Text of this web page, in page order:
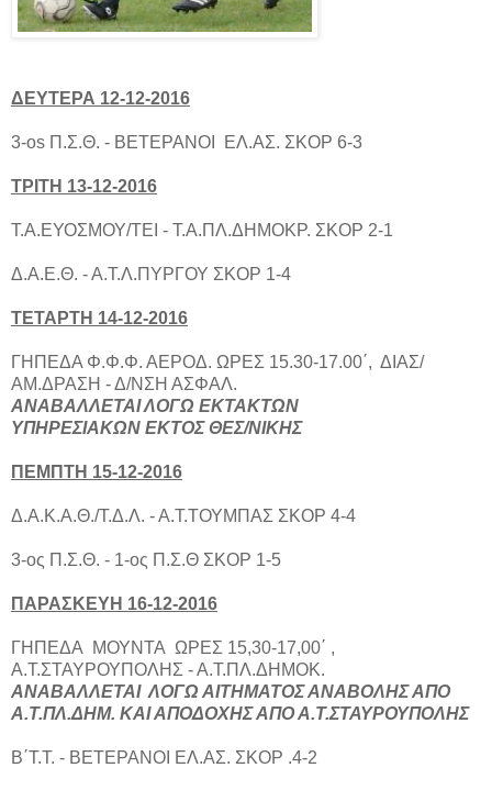
ΔΕΥΤΕΡΑ 12-12-2016
3-os Π.Σ.Θ. - ΒΕΤΕΡΑΝΟΙ ΕΛ.ΑΣ. ΣΚΟΡ 6-3
TΡΙΤΗ 13-12-2016
Τ.Α.ΕΥΟΣΜΟΥ/ΤΕΙ - Τ.Α.ΠΛ.ΔΗΜΟΚΡ. ΣΚΟΡ 2-1
Δ.Α.Ε.Θ. - Α.Τ.Λ.ΠΥΡΓΟΥ ΣΚΟΡ 1-4
TΕΤΑΡΤΗ 14-12-2016
ΓΗΠΕΔΑ Φ.Φ.Φ. ΑΕΡΟΔ. ΩΡΕΣ 15.30-17.00΄, ΔΙΑΣ/
ΑΜ.ΔΡΑΣΗ - Δ/ΝΣΗ ΑΣΦΑΛ.
ΑΝΑΒΑΛΛΕΤΑΙ ΛΟΓΩ ΕΚΤΑΚΤΩΝ
ΥΠΗΡΕΣΙΑΚΩΝ ΕΚΤΟΣ ΘΕΣ/ΝΙΚΗΣ
ΠΕΜΠΤΗ 15-12-2016
Δ.Α.Κ.Α.Θ./Τ.Δ.Λ. - Α.Τ.ΤΟΥΜΠΑΣ ΣΚΟΡ 4-4
3-ος Π.Σ.Θ. - 1-ος Π.Σ.Θ ΣΚΟΡ 1-5
ΠΑΡΑΣΚΕΥΗ 16-12-2016
ΓΗΠΕΔΑ ΜΟΥΝΤΑ ΩΡΕΣ 15,30-17,00΄ ,
Α.Τ.ΣΤΑΥΡΟΥΠΟΛΗΣ - Α.Τ.ΠΛ.ΔΗΜΟΚ.
ΑΝΑΒΑΛΛΕΤΑΙ ΛΟΓΩ ΑΙΤΗΜΑΤΟΣ ΑΝΑΒΟΛΗΣ ΑΠΟ
Α.Τ.ΠΛ.ΔΗΜ. ΚΑΙ ΑΠΟΔΟΧΗΣ ΑΠΟ Α.Τ.ΣΤΑΥΡΟΥΠΟΛΗΣ
Β΄Τ.Τ. - ΒΕΤΕΡΑΝΟΙ ΕΛ.ΑΣ. ΣΚΟΡ .4-2